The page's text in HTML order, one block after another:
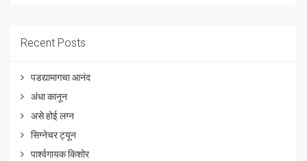
Recent Posts
पडद्यामागचा आनंद
अंधा कानून
असे होई लग्न
सिग्नेचर ट्यून
पार्श्वगायक किशोर